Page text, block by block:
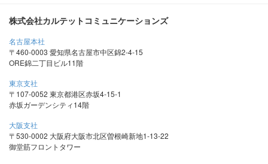
株式会社カルテットコミュニケーションズ
名古屋本社
〒460-0003 愛知県名古屋市中区錦2-4-15
ORE錦二丁目ビル11階
東京支社
〒107-0052 東京都港区赤坂4-15-1
赤坂ガーデンシティ14階
大阪支社
〒530-0002 大阪府大阪市北区曽根崎新地1-13-22
御堂筋フロントタワー